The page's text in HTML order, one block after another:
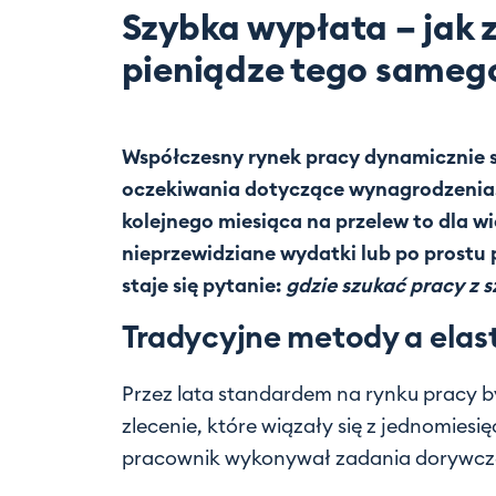
Szybka wypłata – jak
pieniądze tego
Współczesny rynek pracy dynamicznie
oczekiwania dotyczące
kolejnego miesiąca na przelew to dla
nieprzewidziane wydatki lub po prostu
staje się pytanie: gdzie szukać pracy z
Tradycyjne metody a
Przez lata standardem na rynku pracy
zlecenie, które wiązały się z
pracownik wykonywał zadania